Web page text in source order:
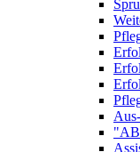
"AB